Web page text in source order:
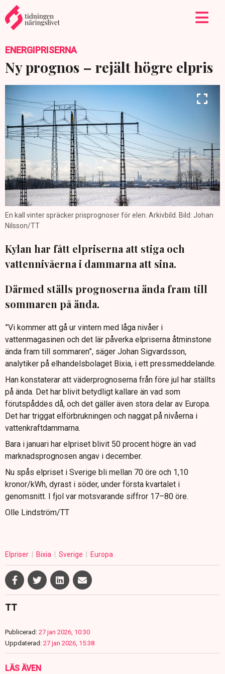
ENERGIPRISERNA
Ny prognos – rejält högre elpris
En kall vinter spräcker prisprognoser för elen. Arkivbild. Bild: Johan
Nilsson/TT
Kylan har fått elpriserna att stiga och
vattennivåerna i dammarna att sina.
Därmed ställs prognoserna ända fram till
sommaren på ända.
”Vi kommer att gå ur vintern med låga nivåer i
vattenmagasinen och det lär påverka elpriserna åtminstone
ända fram till sommaren”, säger Johan Sigvardsson,
analytiker på elhandelsbolaget Bixia, i ett pressmeddelande.
Han konstaterar att väderprognoserna från före jul har ställts
på ända. Det har blivit betydligt kallare än vad som
förutspåddes då, och det gäller även stora delar av Europa.
Det har triggat elförbrukningen och naggat på nivåerna i
vattenkraftdammarna.
Bara i januari har elpriset blivit 50 procent högre än vad
marknadsprognosen angav i december.
Nu spås elpriset i Sverige bli mellan 70 öre och 1,10
kronor/kWh, dyrast i söder, under första kvartalet i
genomsnitt. I fjol var motsvarande siffror 17–80 öre.
Olle Lindström/TT
Elpriser Bixia Sverige Europa
TT
Publicerad: 27 jan 2026, 10:30
Uppdaterad: 27 jan 2026, 15:38
LÄS ÄVEN